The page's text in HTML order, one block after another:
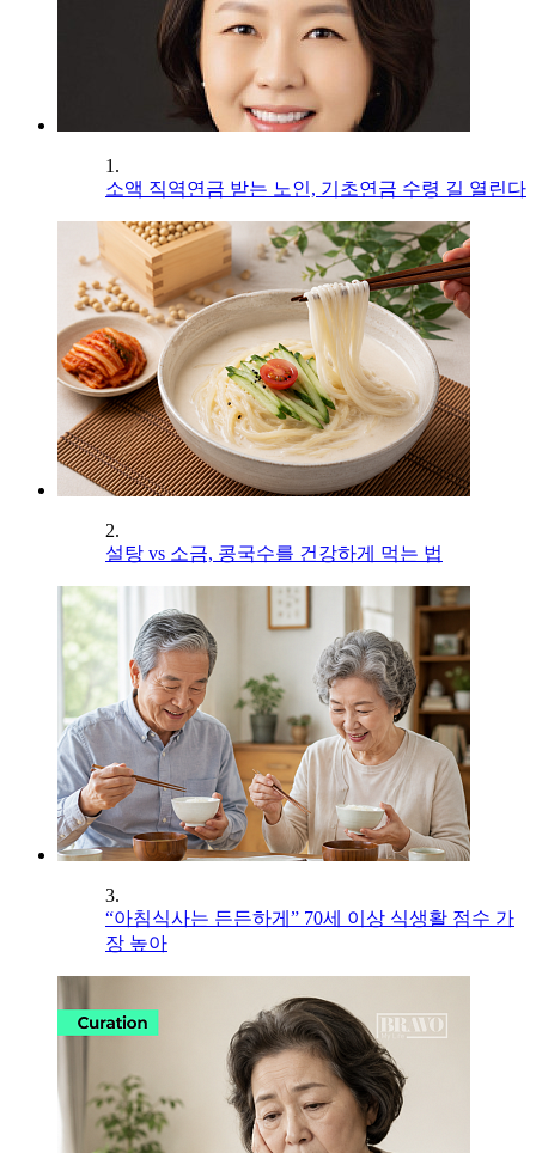
1.
소액 직역연금 받는 노인, 기초연금 수령 길 열린다
2.
설탕 vs 소금, 콩국수를 건강하게 먹는 법
3.
“아침식사는 든든하게” 70세 이상 식생활 점수 가
장 높아